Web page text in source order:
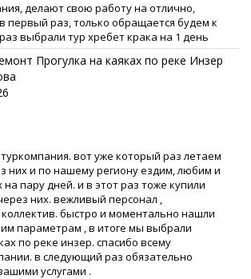
делают свою работу на отлично,
первый раз, только обращается будем к
выбрали тур хребет крака на 1 день
вот уже который раз летаем
них и по нашему региону ездим, любим и
пару дней. и в этот раз тоже купили
них. вежливый персонал ,
быстро и моментально нашли
параметрам , в итоге мы выбрали
по реке инзер. спасибо всему
в следующий раз обязательно
услугами .